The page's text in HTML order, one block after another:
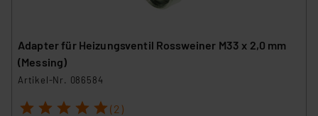
Adapter für Heizungsventil Rossweiner M33 x 2,0 mm
(Messing)
Artikel-Nr. 086584
1 2 3 4 5 (2)